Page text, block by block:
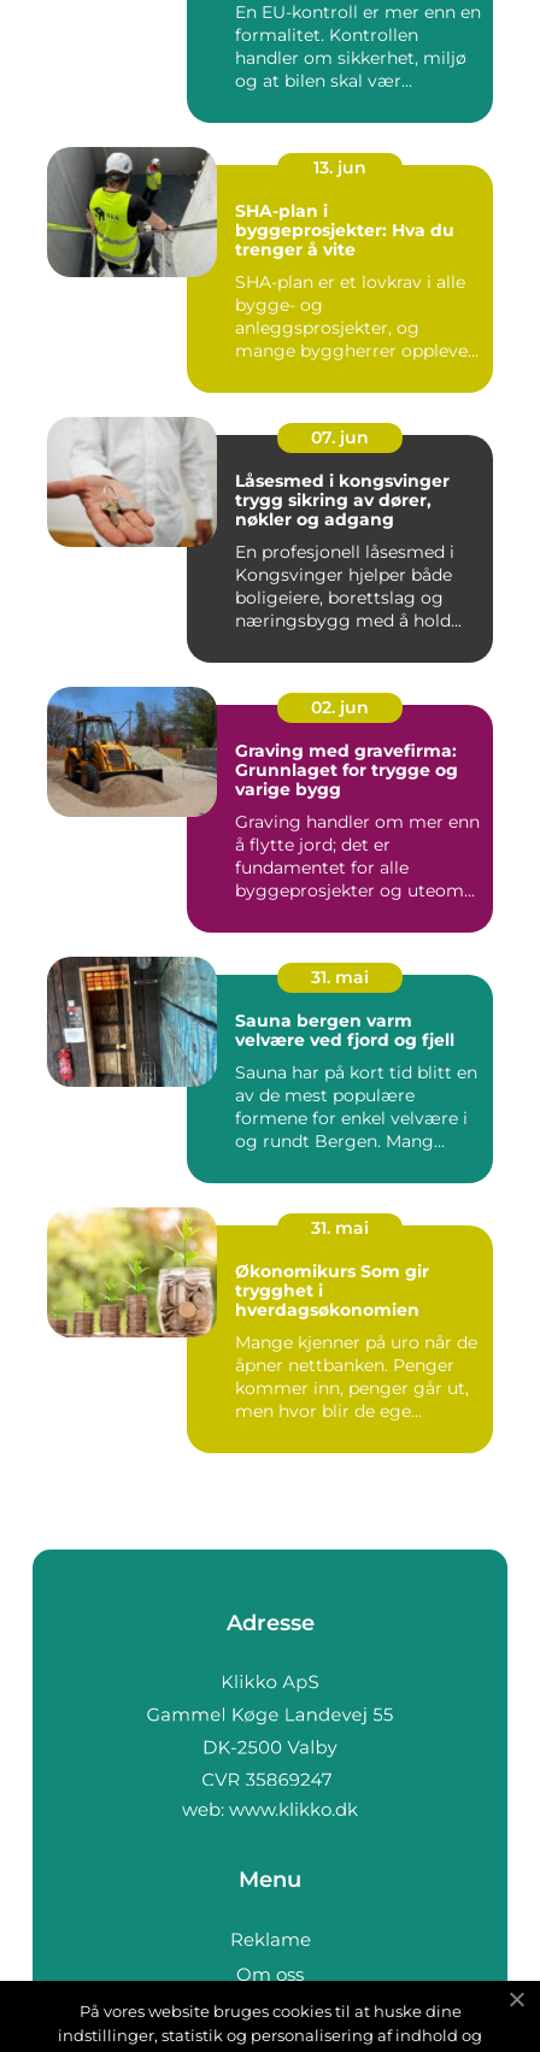
En EU-kontroll er mer enn en
formalitet. Kontrollen
handler om sikkerhet, miljø
og at bilen skal vær...
13. jun
SHA-plan i
byggeprosjekter: Hva du
trenger å vite
SHA-plan er et lovkrav i alle
bygge- og
anleggsprosjekter, og
mange byggherrer opplever
07. jun
Låsesmed i kongsvinger
trygg sikring av dører,
nøkler og adgang
En profesjonell låsesmed i
Kongsvinger hjelper både
boligeiere, borettslag og
næringsbygg med å hold...
02. jun
Graving med gravefirma:
Grunnlaget for trygge og
varige bygg
Graving handler om mer enn
å flytte jord; det er
fundamentet for alle
byggeprosjekter og uteom...
31. mai
Sauna bergen varm
velvære ved fjord og fjell
Sauna har på kort tid blitt en
av de mest populære
formene for enkel velvære i
og rundt Bergen. Mang...
31. mai
Økonomikurs Som gir
trygghet i
hverdagsøkonomien
Mange kjenner på uro når de
åpner nettbanken. Penger
kommer inn, penger går ut,
men hvor blir de ege...
Adresse
web: www.klikko.dk
Menu
Reklame
Om oss
Cookies
Kontakt Oss
På vores website bruges cookies til at huske dine
indstillinger, statistik og personalisering af indhold og